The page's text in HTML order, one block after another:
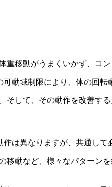
移動がうまくいかず、コ
動域制限により、体の回転
して、その動作を改善す
は異なりますが、共通して
動など、様々なパターン